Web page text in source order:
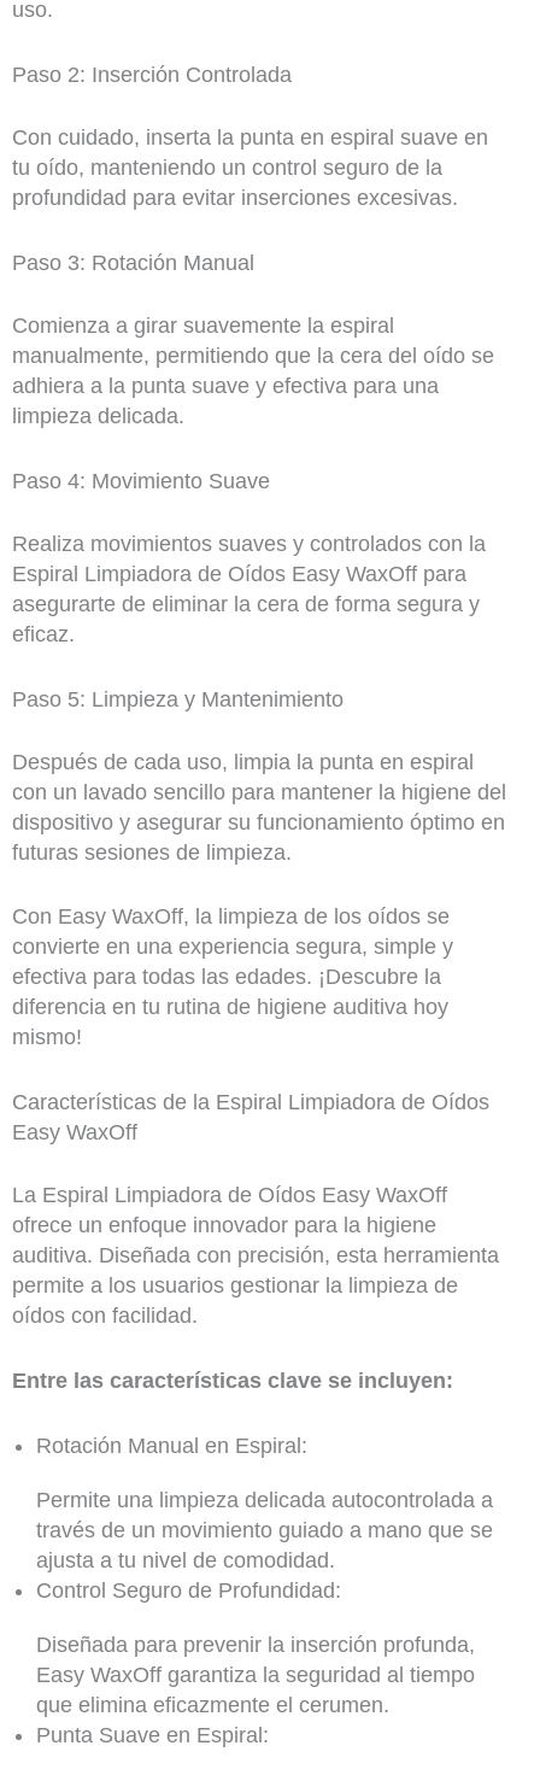
uso.
Paso 2: Inserción Controlada
Con cuidado, inserta la punta en espiral suave en
tu oído, manteniendo un control seguro de la
profundidad para evitar inserciones excesivas.
Paso 3: Rotación Manual
Comienza a girar suavemente la espiral
manualmente, permitiendo que la cera del oído se
adhiera a la punta suave y efectiva para una
limpieza delicada.
Paso 4: Movimiento Suave
Realiza movimientos suaves y controlados con la
Espiral Limpiadora de Oídos Easy WaxOff para
asegurarte de eliminar la cera de forma segura y
eficaz.
Paso 5: Limpieza y Mantenimiento
Después de cada uso, limpia la punta en espiral
con un lavado sencillo para mantener la higiene del
dispositivo y asegurar su funcionamiento óptimo en
futuras sesiones de limpieza.
Con Easy WaxOff, la limpieza de los oídos se
convierte en una experiencia segura, simple y
efectiva para todas las edades. ¡Descubre la
diferencia en tu rutina de higiene auditiva hoy
mismo!
Características de la Espiral Limpiadora de Oídos
Easy WaxOff
La Espiral Limpiadora de Oídos Easy WaxOff
ofrece un enfoque innovador para la higiene
auditiva. Diseñada con precisión, esta herramienta
permite a los usuarios gestionar la limpieza de
oídos con facilidad.
Entre las características clave se incluyen:
Rotación Manual en Espiral:
Permite una limpieza delicada autocontrolada a
través de un movimiento guiado a mano que se
ajusta a tu nivel de comodidad.
Control Seguro de Profundidad:
Diseñada para prevenir la inserción profunda,
Easy WaxOff garantiza la seguridad al tiempo
que elimina eficazmente el cerumen.
Punta Suave en Espiral: